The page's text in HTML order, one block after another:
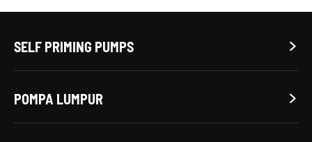
SELF PRIMING PUMPS 
POMPA LUMPUR 